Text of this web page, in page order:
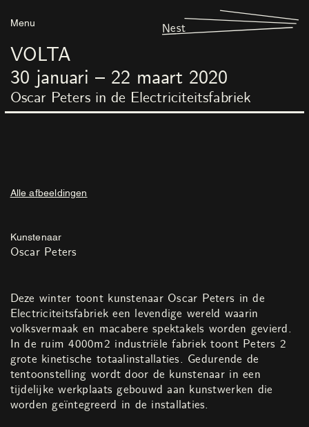
Menu Nest
VOLTA
30 januari – 22 maart 2020
Oscar Peters in de Electriciteitsfabriek
Alle afbeeldingen
Kunstenaar
Oscar Peters
Deze winter toont kunstenaar Oscar Peters in de
Electriciteitsfabriek een levendige wereld waarin
volksvermaak en macabere spektakels worden gevierd.
In de ruim 4000m2 industriële fabriek toont Peters 2
grote kinetische totaalinstallaties. Gedurende de
tentoonstelling wordt door de kunstenaar in een
tijdelijke werkplaats gebouwd aan kunstwerken die
worden geïntegreerd in de installaties.